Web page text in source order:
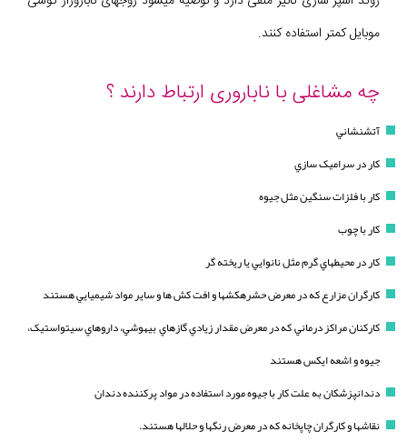
موبایل کمتر استفاده کنند.
چه مشاغلی با ناباروری ارتباط دارند ؟
آتشنشاني
کار در سراميک سازي
کار با فلزات سنگين مثل جيوه
کار با چوب
کار در محيطهاي گرم مثل نانوايي يا ريخته گر
کارگران مزارع که در معرض حشرهکشها و افت کش ها و ساير مواد شيميايي هستند
کارکنان مراکز درماني که در معرض مقدار زيادي گازهاي بيهوشي، داروهاي سيتواستيک،
جيوه و اشعه ايکس هستند
دندانپزشکان به علت کار با جيوه مورد استفاده در مواد پرکننده دندان
نقاشها و کارگران چاپخانه که در معرض رنگها و حلالها هستند.